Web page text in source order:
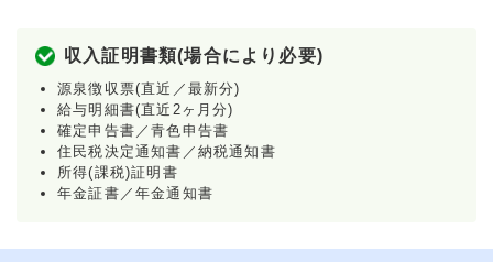
収入証明書類(場合により必要)
源泉徴収票(直近／最新分)
給与明細書(直近2ヶ月分)
確定申告書／青色申告書
住民税決定通知書／納税通知書
所得(課税)証明書
年金証書／年金通知書